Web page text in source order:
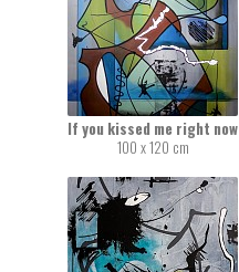
If you kissed me right now
100 x 120 cm